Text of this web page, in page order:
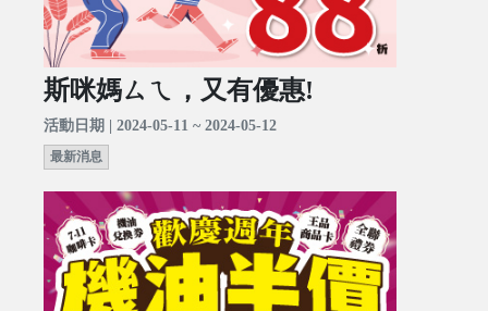
斯咪媽ㄙㄟ，又有優惠!
活動日期 | 2024-05-11 ~ 2024-05-12
最新消息